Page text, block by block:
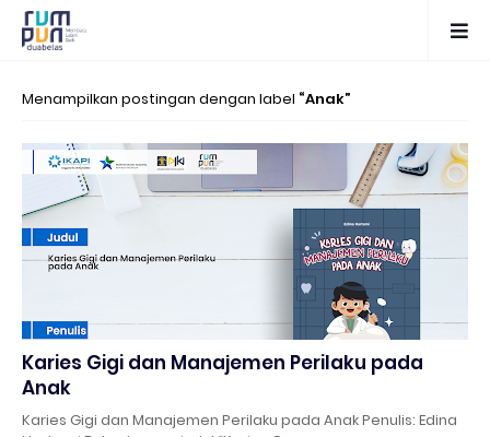
Menampilkan postingan dengan label Anak
Karies Gigi dan Manajemen Perilaku pada
Anak
Karies Gigi dan Manajemen Perilaku pada Anak Penulis: Edina